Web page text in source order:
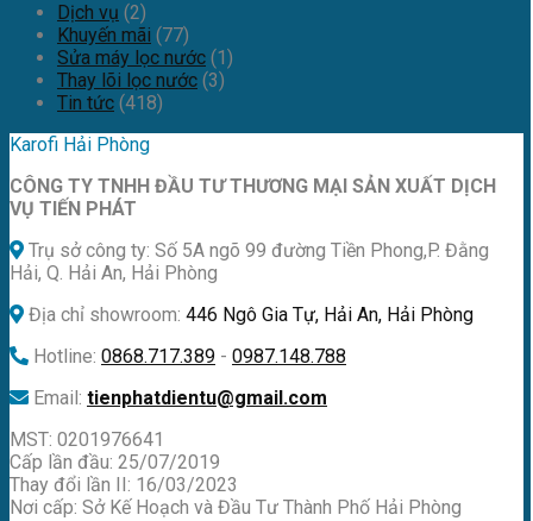
Dịch vụ (2)
Khuyến mãi (77)
Sửa máy lọc nước (1)
Thay lõi lọc nước (3)
Tin tức (418)
Karofi Hải Phòng
CÔNG TY TNHH ĐẦU TƯ THƯƠNG MẠI SẢN XUẤT DỊCH
VỤ TIẾN PHÁT
Trụ sở công ty: Số 5A ngõ 99 đường Tiền Phong,P. Đằng
Hải, Q. Hải An, Hải Phòng
Địa chỉ showroom: 446 Ngô Gia Tự, Hải An, Hải Phòng
Hotline: 0868.717.389 - 0987.148.788
Email: tienphatdientu@gmail.com
MST: 0201976641
Cấp lần đầu: 25/07/2019
Thay đổi lần II: 16/03/2023
Nơi cấp: Sở Kế Hoạch và Đầu Tư Thành Phố Hải Phòng